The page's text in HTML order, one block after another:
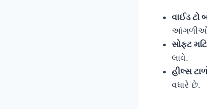
વાઈડ ટો
આંગળીઓ
સોફ્ટ
લાવે.
હીલ્સ
વધારે છે.